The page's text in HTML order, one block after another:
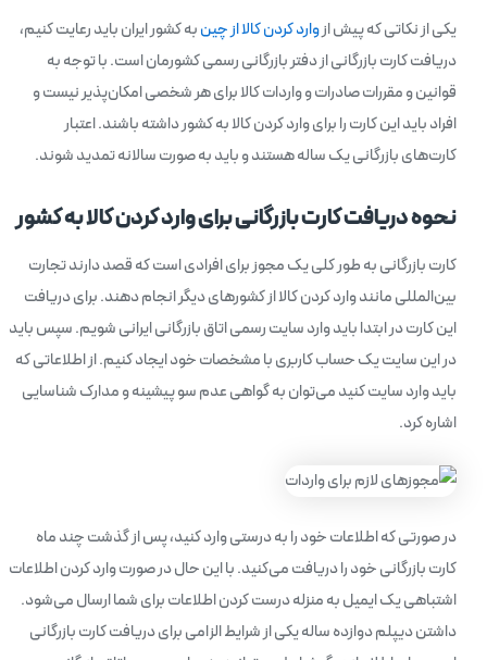
یکی از نکاتی که پیش ازوارد کردن کالا از چینبه کشور ایران باید رعایت کنیم،
دریافت کارت بازرگانی از دفتر بازرگانی رسمی کشورمان است. با توجه به
قوانین و مقررات صادرات و واردات کالا برای هر شخصی امکان‌پذیر نیست و
افراد باید این کارت را برای وارد کردن کالا به کشور داشته باشند. اعتبار
کارت‌های بازرگانی یک ساله هستند و باید به صورت سالانه تمدید شوند.
نحوه دریافت کارت بازرگانی برای وارد کردن کالا به کشور
کارت بازرگانی به طور کلی یک مجوز برای افرادی است که قصد دارند تجارت
بین‌المللی مانند وارد کردن کالا از کشورهای دیگر انجام دهند. برای دریافت
این کارت در ابتدا باید وارد سایت رسمی اتاق بازرگانی ایرانی شویم. سپس باید
در این سایت یک حساب کاربری با مشخصات خود ایجاد کنیم. از اطلاعاتی که
باید وارد سایت کنید می‌توان به گواهی عدم‌ سو پیشینه و مدارک شناسایی
اشاره کرد.
در صورتی که اطلاعات خود را به درستی وارد کنید، پس از گذشت چند ماه
کارت بازرگانی خود را دریافت می‌کنید. با این حال در صورت وارد کردن اطلاعات
اشتباهی یک ایمیل به منزله درست کردن اطلاعات برای شما ارسال می‌شود.
داشتن دیپلم دوازده ساله یکی از شرایط الزامی برای دریافت کارت بازرگانی